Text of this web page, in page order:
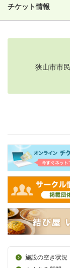
チケット情報
狭山市市
施設の空き状況